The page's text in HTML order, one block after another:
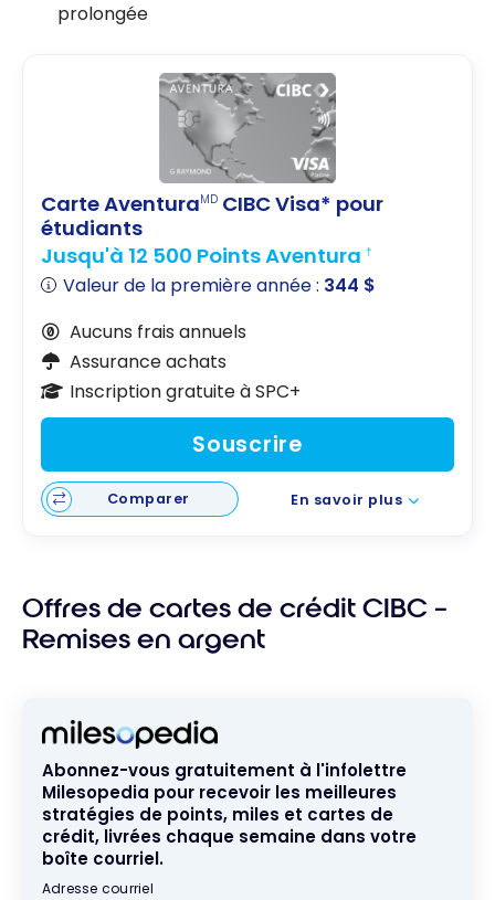
prolongée
Carte AventuraMD CIBC Visa* pour
étudiants
Jusqu'à 12 500 Points Aventura †
Valeur de la première année : 344 $
Aucuns frais annuels
Assurance achats
Inscription gratuite à SPC+
Souscrire
Comparer En savoir plus
Offres de cartes de crédit CIBC –
Remises en argent
Abonnez-vous gratuitement à l'infolettre
Milesopedia pour recevoir les meilleures
stratégies de points, miles et cartes de
crédit, livrées chaque semaine dans votre
boîte courriel.
Adresse courriel